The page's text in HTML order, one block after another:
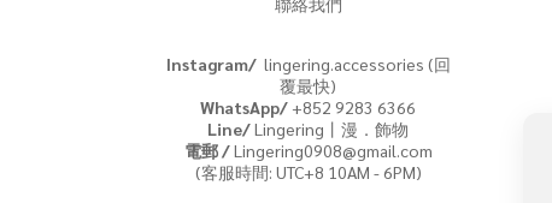
Instagram/ lingering.accessories (回
覆最快)
WhatsApp/ +852 9283 6366
Line/Lingering丨漫．飾物
電郵 /Lingering0908@gmail.com
(客服時間: UTC+8 10AM - 6PM)